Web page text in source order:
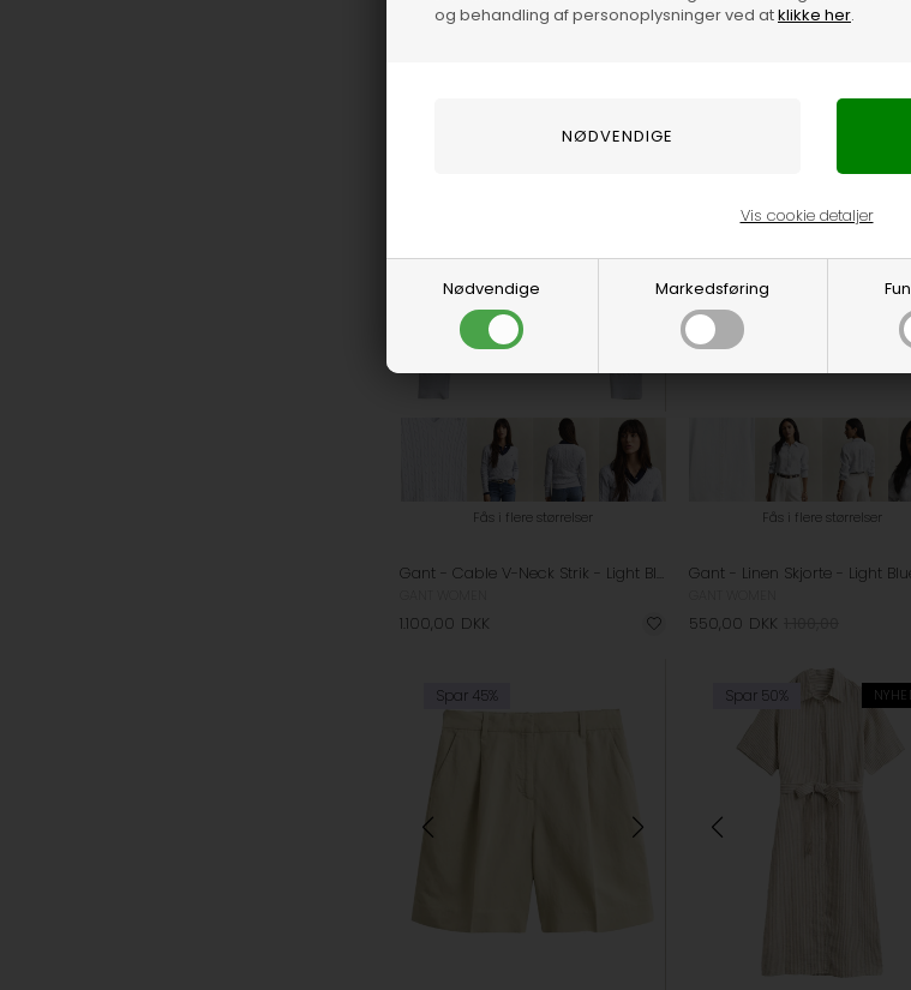
og behandling af personoplysninger ved atklikke her.
Nødvendige Markedsføring
Vis cookie detaljer
GANT WOMEN GANT WOMEN
Fås i flere størrelser
Gant - Cable V-Neck Strik - Light Blue
1.100,00 DKK
Fås i flere størrelser
Gant - Linen Skjorte - Light
550,00 DKK
Spar 45% Spar 50%